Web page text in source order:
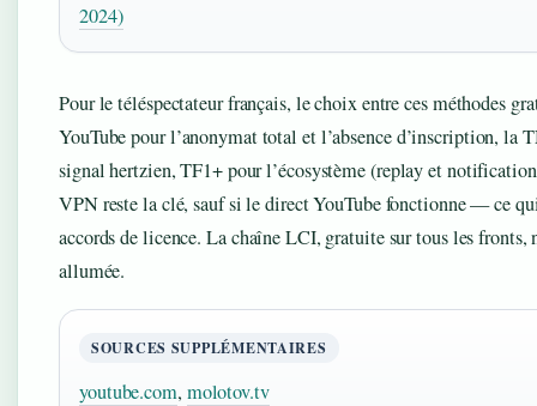
2024)
Pour le téléspectateur français, le choix entre ces méthodes
YouTube pour l’anonymat total et l’absence d’inscription,
signal hertzien, TF1+ pour l’écosystème (replay et
VPN reste la clé, sauf si le direct YouTube fonctionne — ce
accords de licence. La chaîne LCI, gratuite sur tous les fronts,
allumée.
SOURCES SUPPLÉMENTAIRES
youtube.com, molotov.tv